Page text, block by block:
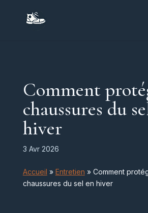
Comment
chaussures du
hiver
3 Avr 2026
Accueil » Entretien » Comment
chaussures du sel en hiver